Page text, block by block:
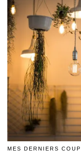
MES DERNIERS